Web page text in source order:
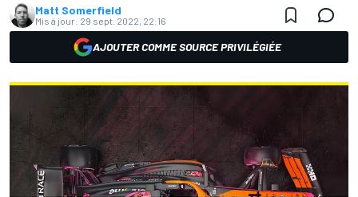
Matt Somerfield
Mis à jour: 29 sept. 2022, 22:16
AJOUTER COMME SOURCE PRIVILÉGIÉE